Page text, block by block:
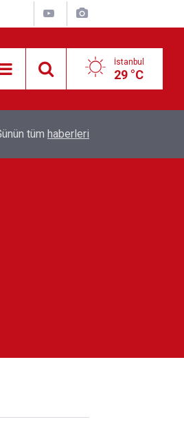
İstanbul
29 °C
sahnelere ara verdi: ''En az
tüm haberleri